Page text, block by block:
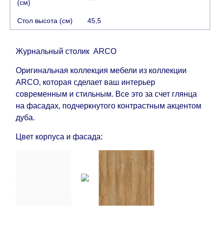
прилагают все усилия, чтобы максимально
это гарантировать, поэтому интернет-магазин
задержки.
Мебель из категории " Модульная мебель
является модулярной, что оставляет право за
Поставщиком сделать доставку по мере
поступления модулей с фабрики, в течение
доставки товара на дом клиенту.
(см)
Стол высота (см) 45,5
Журнальный столик ARCO
Оригинальная коллекция мебели из коллекции
ARCO, которая сделает ваш интерьер
современным и стильным. Все это за счет глянца
на фасадах, подчеркнутого контрастным акцентом
дуба.
Цвет корпуса и фасада: